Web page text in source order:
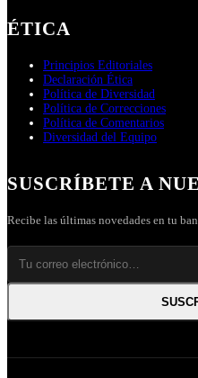
ÉTICA
Principios Editoriales
Declaración Ética
Política de Diversidad
Política de Correcciones
Política de Comentarios
Diversidad del Equipo
SUSCRÍBETE A
Recibe las últimas novedades en tu